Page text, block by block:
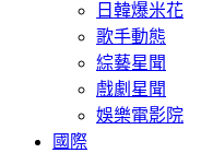
日韓爆米花
歌手動態
綜藝星聞
戲劇星聞
娛樂電影院
國際